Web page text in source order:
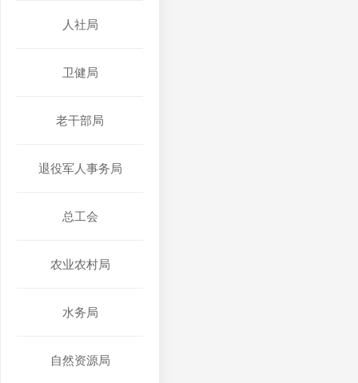
人社局
卫健局
老干部局
退役军人事务局
总工会
农业农村局
水务局
自然资源局